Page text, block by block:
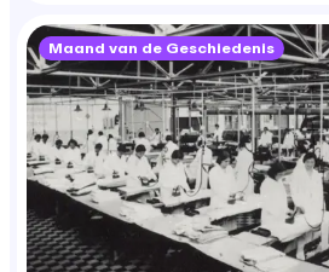
Maand van de Geschiedenis